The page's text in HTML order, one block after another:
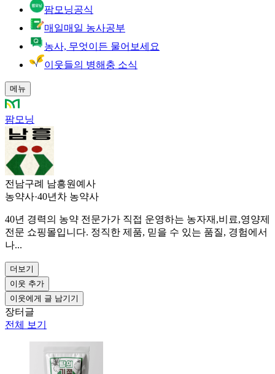
팜모닝공식
매일매일 농사공부
농사, 무엇이든 물어보세요
이웃들의 병해충 소식
메뉴
팜모닝
전남구례 남흥원예사
농약사·40년차 농약사
40년 경력의 농약 전문가가 직접 운영하는 농자재,비료,영양제
전문 쇼핑몰입니다. 정직한 제품, 믿을 수 있는 품질, 경험에서
나...
더보기
이웃 추가
이웃에게 글 남기기
장터글
전체 보기